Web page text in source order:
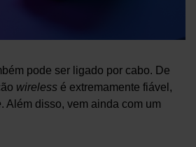
pode ser ligado por cabo. De
wireless é extremamente fiável,
. Além disso, vem ainda com um